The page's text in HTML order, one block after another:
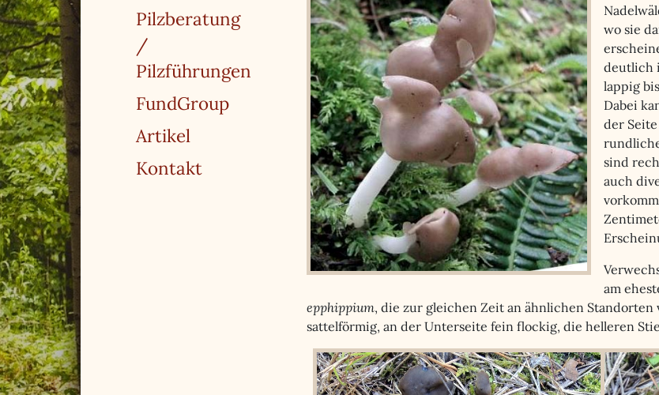
Pilzberatung
/
Pilzführungen
FundGroup
Artikel
Kontakt
wo sie
deutlich
lappig
Dabei
der
sind
auch
am
epphippium, die zur gleichen Zeit an ähnlichen
sattelförmig, an der Unterseite fein flockig, die helleren